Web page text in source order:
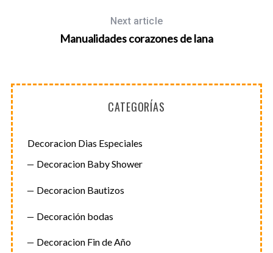
Next article
Manualidades corazones de lana
CATEGORÍAS
Decoracion Dias Especiales
Decoracion Baby Shower
Decoracion Bautizos
Decoración bodas
Decoracion Fin de Año